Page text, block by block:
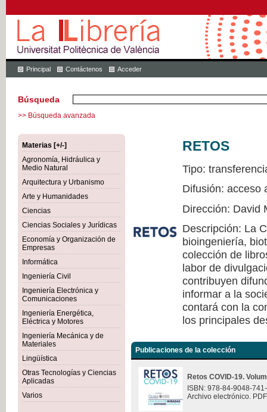
Principal Contáctenos Acceder
Búsqueda
>> Búsqueda avanzada
Materias [+/-]
Agronomía, Hidráulica y
Medio Natural
Arquitectura y Urbanismo
Arte y Humanidades
Ciencias
Ciencias Sociales y Jurídicas
Economía y Organización de
Empresas
Informática
Ingeniería Civil
Ingeniería Electrónica y
Comunicaciones
Ingeniería Energética,
Eléctrica y Motores
Ingeniería Mecánica y de
Materiales
Lingüística
Otras Tecnologías y Ciencias
Aplicadas
Varios
RETOS
Tipo:
Difusión: acceso
Dirección: David
Descripción: La
bioingeniería,
colección de
labor de
contribuyen
informar a la
contará con la
los principales
Publicaciones de la colección
Retos COVID-19.
ISBN: 978-84-9048-
Archivo electrónico.